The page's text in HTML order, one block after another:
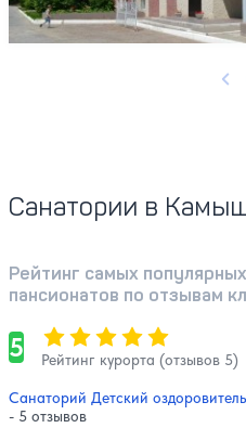
Профилей лечения:
Санатории в
Рейтинг самых
пансионатов по отзывам
5 Оценка, количество звезд:
Рейтинг курорта (отзывов 5)
Санаторий Детский
- 5 отзывов